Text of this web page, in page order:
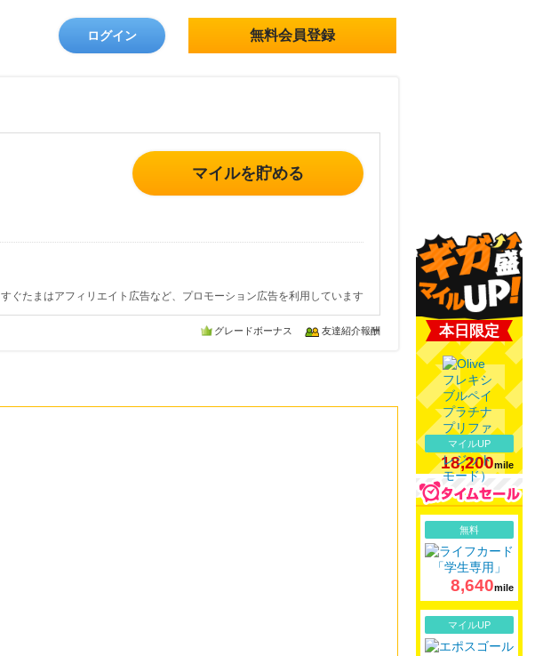
ログイン 無料会員登録
マイルを貯める
すぐたまはアフィリエイト広告など、プロモーション広告を利用しています
グレードボーナス 友達紹介報酬 本日限定
マイルUP
18,200mile
無料
8,640mile
マイルUP